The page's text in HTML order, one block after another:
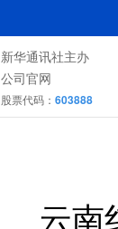
新华通讯社主办
公司官网
股票代码： 603888
云南